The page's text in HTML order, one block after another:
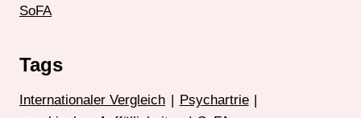
SoFA
Tags
Internationaler Vergleich Psychartrie